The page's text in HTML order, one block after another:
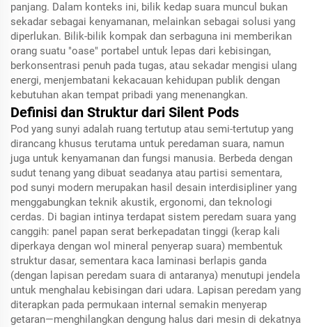
panjang. Dalam konteks ini, bilik kedap suara muncul bukan
sekadar sebagai kenyamanan, melainkan sebagai solusi yang
diperlukan. Bilik-bilik kompak dan serbaguna ini memberikan
orang suatu "oase" portabel untuk lepas dari kebisingan,
berkonsentrasi penuh pada tugas, atau sekadar mengisi ulang
energi, menjembatani kekacauan kehidupan publik dengan
kebutuhan akan tempat pribadi yang menenangkan.
Definisi dan Struktur dari Silent Pods
Pod yang sunyi adalah ruang tertutup atau semi-tertutup yang
dirancang khusus terutama untuk peredaman suara, namun
juga untuk kenyamanan dan fungsi manusia. Berbeda dengan
sudut tenang yang dibuat seadanya atau partisi sementara,
pod sunyi modern merupakan hasil desain interdisipliner yang
menggabungkan teknik akustik, ergonomi, dan teknologi
cerdas. Di bagian intinya terdapat sistem peredam suara yang
canggih: panel papan serat berkepadatan tinggi (kerap kali
diperkaya dengan wol mineral penyerap suara) membentuk
struktur dasar, sementara kaca laminasi berlapis ganda
(dengan lapisan peredam suara di antaranya) menutupi jendela
untuk menghalau kebisingan dari udara. Lapisan peredam yang
diterapkan pada permukaan internal semakin menyerap
getaran—menghilangkan dengung halus dari mesin di dekatnya